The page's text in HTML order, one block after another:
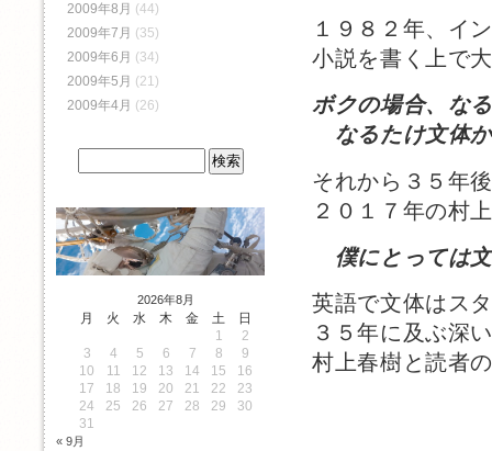
１９８２年、イ
小説を書く上で
ボクの場合、な
なるたけ文体
それから３５年
２０１７年の村
僕にとっては
英語で文体はス
３５年に及ぶ深
村上春樹と読者
2009年8月 (44)
2009年7月 (35)
2009年6月 (34)
2009年5月 (21)
2009年4月 (26)
2026年8月
月 火 水 木 金 土
日
1
2
3
4 5 6 7 8
9
10
11 12 13 14 15
16
17
18 19 20 21 22
23
24
25 26 27 28 29
30
31
« 9月